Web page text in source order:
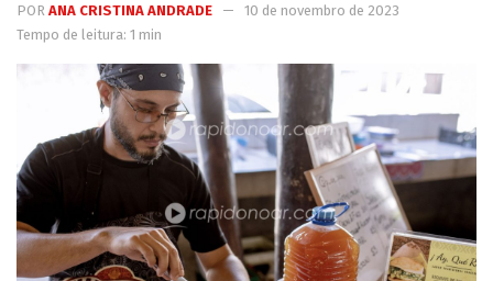
POR ANA CRISTINA ANDRADE
10 de novembro de 2023
Tempo de leitura: 1 min